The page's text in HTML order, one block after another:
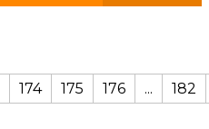
174 175 176 ... 182